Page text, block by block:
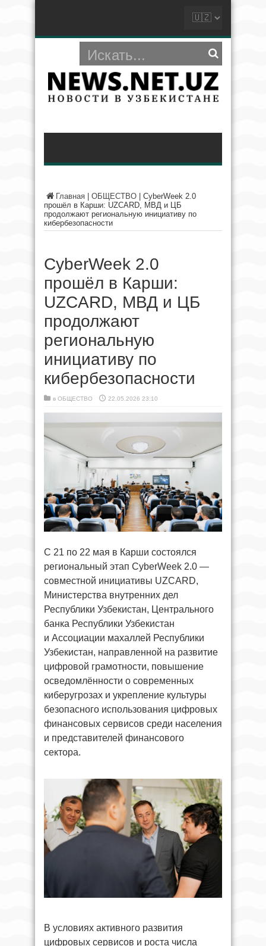
Главная ОБЩЕСТВО
CyberWeek 2.0
прошёл в Карши: UZCARD, МВД и ЦБ
продолжают региональную инициативу по
кибербезопасности
CyberWeek 2.0
прошёл в Карши:
UZCARD, МВД и ЦБ
продолжают
региональную
инициативу по
кибербезопасности
в ОБЩЕСТВО 22.05.2026 23:10
С 21 по 22 мая в Карши состоялся
региональный этап CyberWeek 2.0 —
совместной инициативы UZCARD,
Министерства внутренних дел
Республики Узбекистан, Центрального
банка Республики Узбекистан
и Ассоциации махаллей Республики
Узбекистан, направленной на развитие
цифровой грамотности, повышение
осведомлённости о современных
киберугрозах и укрепление культуры
безопасного использования цифровых
финансовых сервисов среди населения
и представителей финансового
сектора.
В условиях активного развития
цифровых сервисов и роста числа